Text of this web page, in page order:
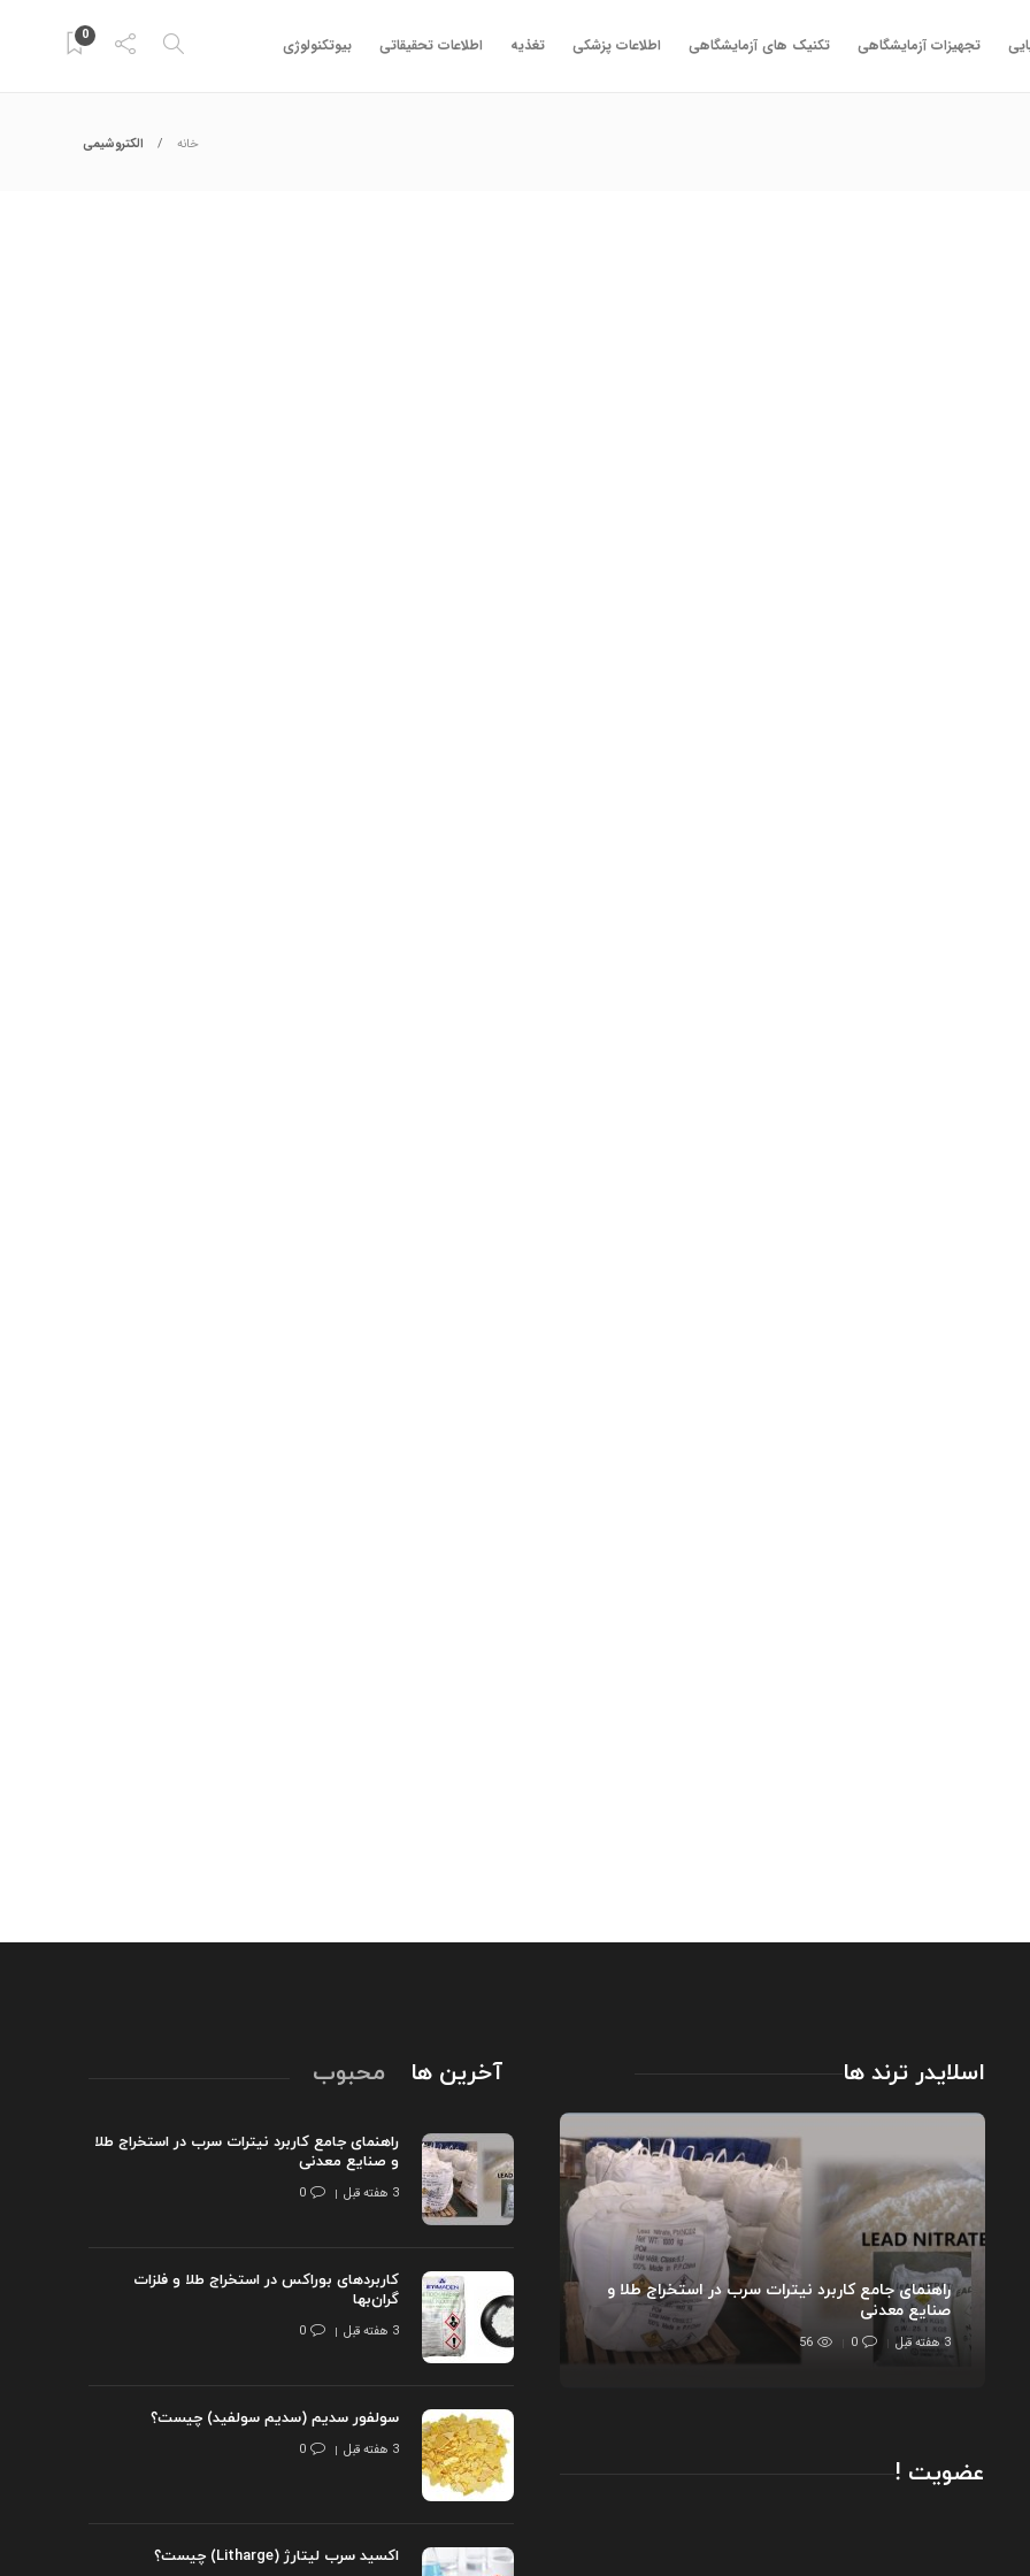
تجهیزات آزمایشگاهی تکنیک های آزمایشگاهی اطلاعات پزشکی تغذیه اطلاعات تحقیقاتی بیوتکنولوژی 0
خانه الکتروشیمی
اسلایدر ترند ها
راهنمای جامع کاربرد نیترات سرب در استخراج طلا و
صنایع معدنی
3 هفته قبل 0
56
عضویت !
آخرین ها محبوب
راهنمای جامع کاربرد نیترات سرب در استخراج طلا
و صنایع معدنی
3 هفته قبل 0
کاربردهای بوراکس در استخراج طلا و فلزات
گران‌بها
3 هفته قبل 0
سولفور سدیم (سدیم سولفید) چیست؟
3 هفته قبل 0
اکسید سرب لیتارژ (Litharge) چیست؟